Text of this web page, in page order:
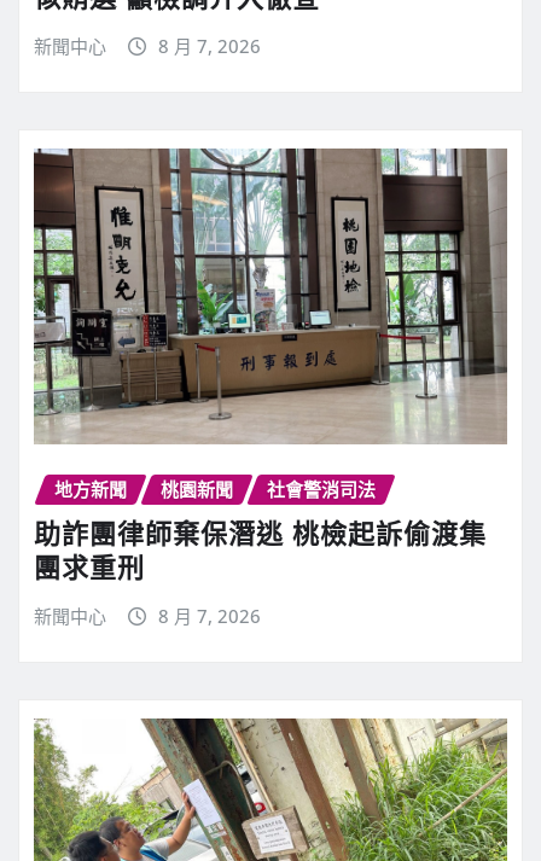
新聞中心 8 月 7, 2026
地方新聞 桃園新聞 社會警消司法
助詐團律師棄保潛逃 桃檢起訴偷渡集
團求重刑
新聞中心 8 月 7, 2026